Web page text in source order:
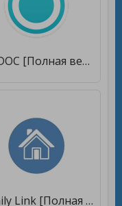
ONDOC [Полная версия]
Family Link [Полная версия]